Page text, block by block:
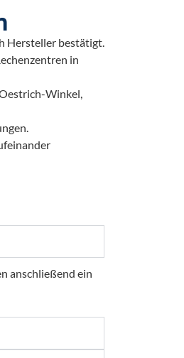
Hersteller bestätigt.
in
Winkel,
anschließend ein